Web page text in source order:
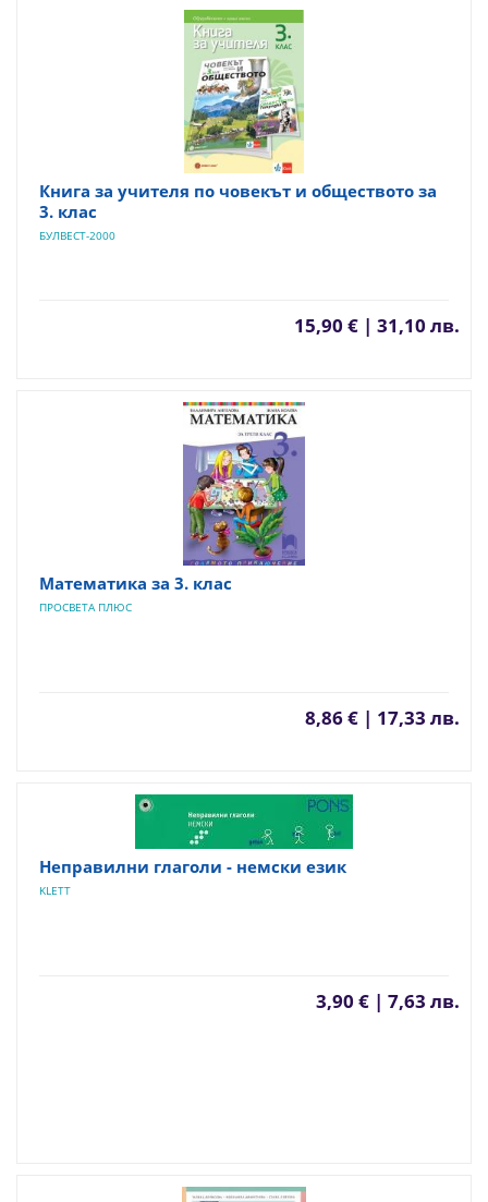
Книга за учителя по човекът и обществото за
3. клас
БУЛВЕСТ-2000
15,90 € | 31,10 лв.
Математика за 3. клас
ПРОСВЕТА ПЛЮС
8,86 € | 17,33 лв.
Неправилни глаголи - немски език
KLETT
3,90 € | 7,63 лв.